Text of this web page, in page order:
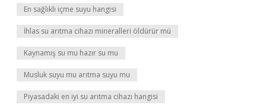
En sağlıklı içme suyu hangisi
İhlas su arıtma cihazı mineralleri öldürür mü
Kaynamış su mu hazır su mu
Musluk suyu mu arıtma suyu mu
Piyasadaki en iyi su arıtma cihazı hangisi